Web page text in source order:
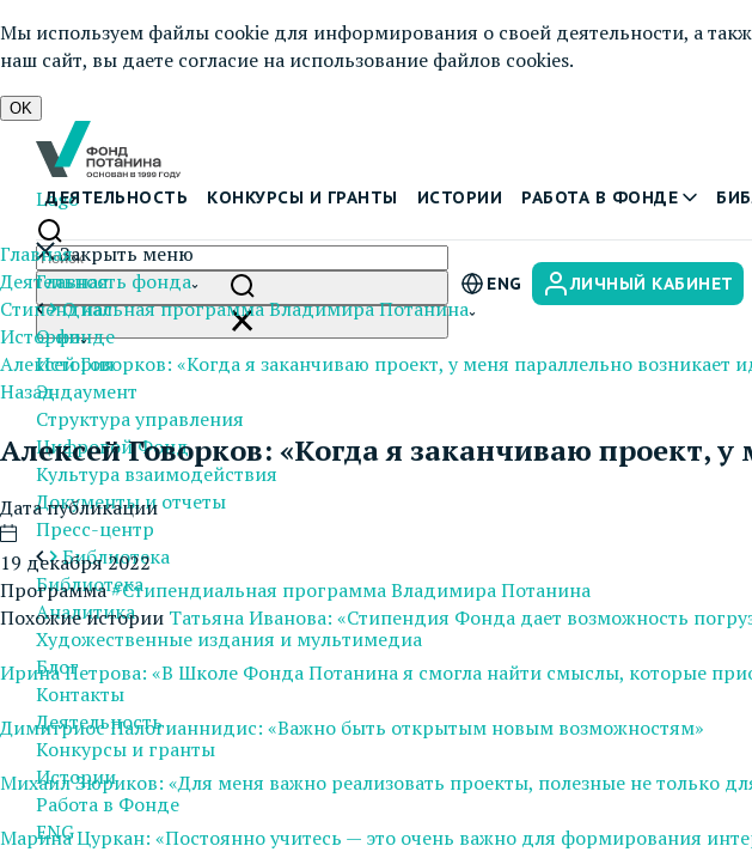
Мы используем файлы cookie для информирования о своей деятельности, а
наш сайт, вы даете согласие на использование файлов cookies.
OK
Logo
ДЕЯТЕЛЬНОСТЬ КОНКУРСЫ И ГРАНТЫ ИСТОРИИ РАБОТА В ФОНДЕ
ENG ЛИЧНЫЙ КАБИНЕТ
Закрыть меню
Главная
О нас
О фонде
История
Эндаумент
Структура управления
Цифровой Фонд
Культура взаимодействия
Документы и отчеты
Пресс-центр
Библиотека
Библиотека
Аналитика
Художественные издания и мультимедиа
Блог
Контакты
Деятельность
Конкурсы и гранты
Истории
Работа в Фонде
ENG
Главная
Деятельность фонда
Стипендиальная программа Владимира Потанина
Истории
Алексей Говорков: «Когда я заканчиваю проект, у меня параллельно возникает
Назад
Алексей Говорков: «Когда я заканчиваю проект,
Дата публикации
19 декабря 2022
Программа#Стипендиальная программа Владимира Потанина
Похожие истории Татьяна Иванова: «Стипендия Фонда дает возможность
Ирина Петрова: «В Школе Фонда Потанина я смогла найти смыслы, которые
Димитриос Палогианнидис: «Важно быть открытым новым возможностям»
Михаил Зюриков: «Для меня важно реализовать проекты, полезные не только
Марина Цуркан: «Постоянно учитесь — это очень важно для формирования